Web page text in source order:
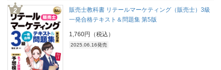
販売士教科書 リテールマーケティング（販売士）3級
一発合格テキスト＆問題集 第5版
1,760円（税込）
2025.06.16発売